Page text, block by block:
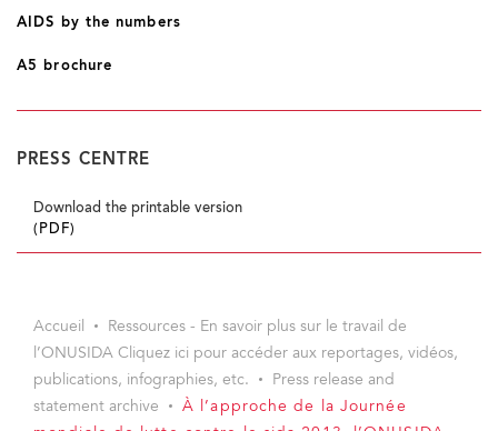
AIDS by the numbers
A5 brochure
PRESS CENTRE
Download the printable version
(PDF)
Accueil
Ressources - En savoir plus sur le travail de
l’ONUSIDA Cliquez ici pour accéder aux reportages, vidéos,
publications, infographies, etc.
Press release and
statement archive
À l’approche de la Journée